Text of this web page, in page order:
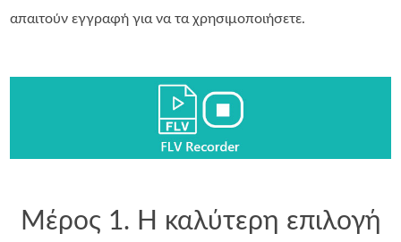
απαιτούν εγγραφή για να τα χρησιμοποιήσετε.
Μέρος 1. Η καλύτερη επιλογή